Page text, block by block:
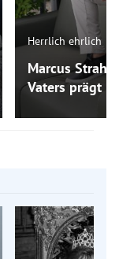
Herrlich ehrlich
Marcus
Vaters prägt